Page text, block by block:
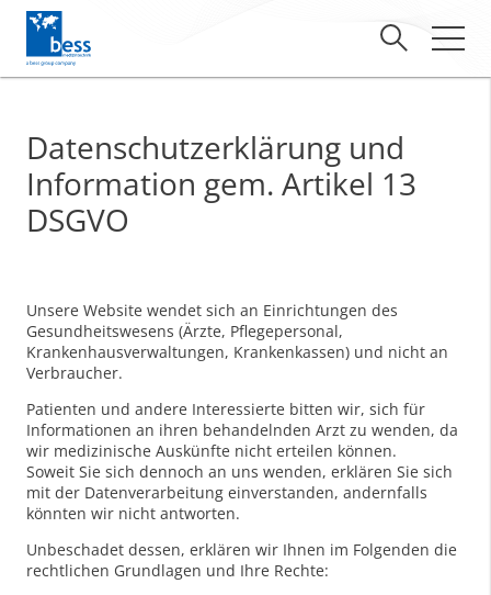
Datenschutzerklärung und
Information gem. Artikel 13
DSGVO
Unsere Website wendet sich an Einrichtungen des
Gesundheitswesens (Ärzte, Pflegepersonal,
Krankenhausverwaltungen, Krankenkassen) und nicht an
Verbraucher.
Patienten und andere Interessierte bitten wir, sich für
Informationen an ihren behandelnden Arzt zu wenden, da
wir medizinische Auskünfte nicht erteilen können.
Soweit Sie sich dennoch an uns wenden, erklären Sie sich
mit der Datenverarbeitung einverstanden, andernfalls
könnten wir nicht antworten.
Unbeschadet dessen, erklären wir Ihnen im Folgenden die
rechtlichen Grundlagen und Ihre Rechte: